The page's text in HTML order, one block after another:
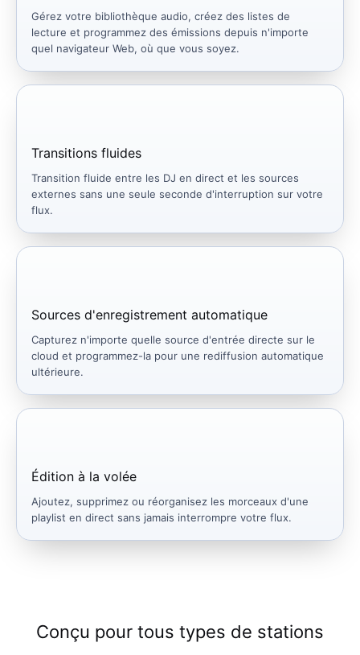
Gérez votre bibliothèque audio, créez des listes de
lecture et programmez des émissions depuis n'importe
quel navigateur Web, où que vous soyez.
Transitions fluides
Transition fluide entre les DJ en direct et les sources
externes sans une seule seconde d'interruption sur votre
flux.
Sources d'enregistrement automatique
Capturez n'importe quelle source d'entrée directe sur le
cloud et programmez-la pour une rediffusion automatique
ultérieure.
Édition à la volée
Ajoutez, supprimez ou réorganisez les morceaux d'une
playlist en direct sans jamais interrompre votre flux.
Conçu pour tous types de stations